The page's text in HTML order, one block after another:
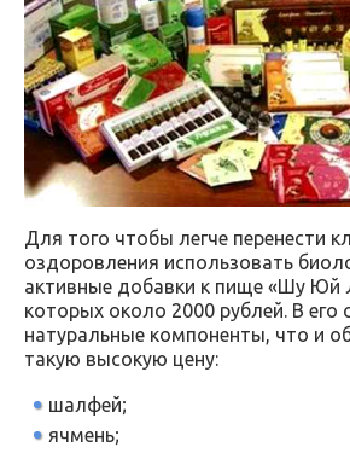
Для того чтобы легче перенести
оздоровления использовать
активные добавки к пище «Шу Юй
которых около 2000 рублей. В его
натуральные компоненты, что и
такую высокую цену:
шалфей;
ячмень;